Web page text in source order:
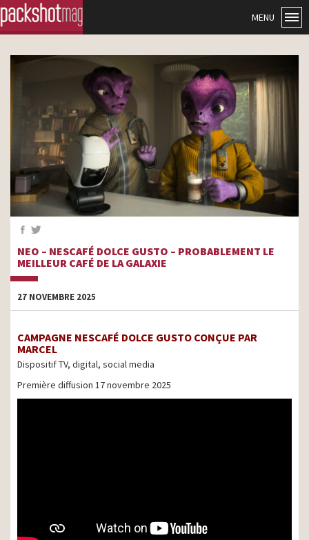
MENU
NEO – NESCAFÉ DOLCE GUSTO – PROBABLEMENT LE
MEILLEUR CAFÉ DE LA GALAXIE
27 NOVEMBRE 2025
CAMPAGNE NESCAFÉ DOLCE GUSTO CONÇUE PAR
MARCEL
Dispositif TV, digital, social media
Première diffusion 17 novembre 2025